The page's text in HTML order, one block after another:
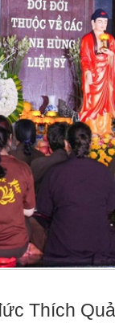
Thích